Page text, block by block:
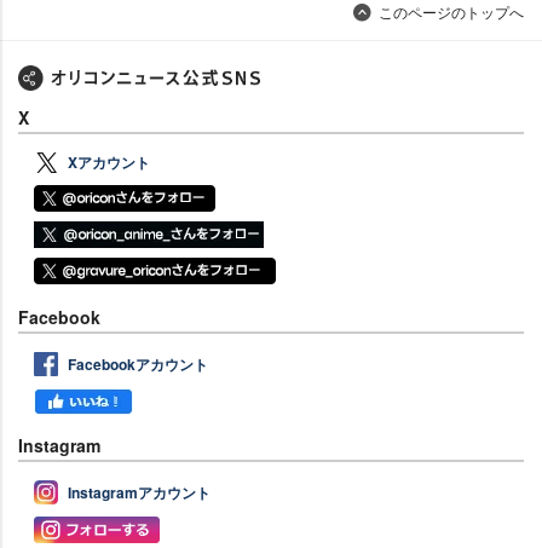
このページのトップへ
X
Xアカウント
Facebook
Facebookアカウント
Instagram
Instagramアカウント